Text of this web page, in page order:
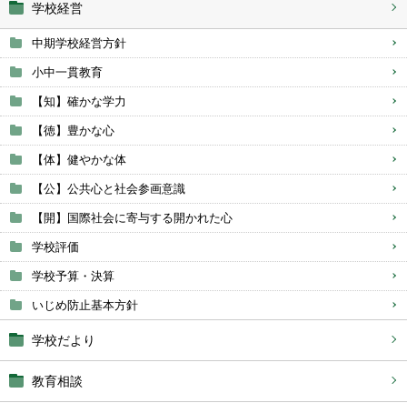
学校経営
中期学校経営方針
小中一貫教育
【知】確かな学力
【徳】豊かな心
【体】健やかな体
【公】公共心と社会参画意識
【開】国際社会に寄与する開かれた心
学校評価
学校予算・決算
いじめ防止基本方針
学校だより
教育相談